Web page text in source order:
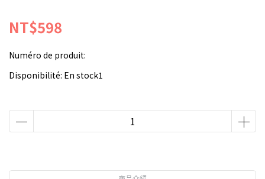
NT$598
Numéro de produit:
Disponibilité: En stock1